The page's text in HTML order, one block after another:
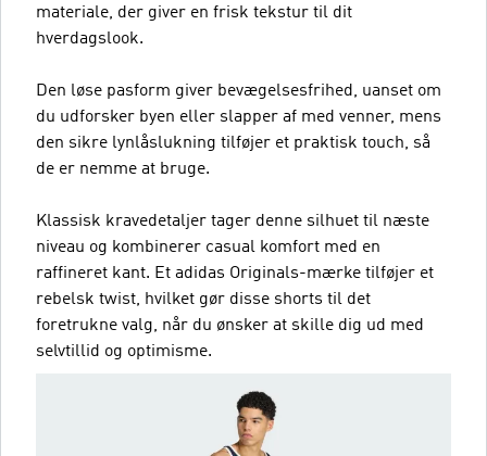
materiale, der giver en frisk tekstur til dit
hverdagslook.
Den løse pasform giver bevægelsesfrihed, uanset om
du udforsker byen eller slapper af med venner, mens
den sikre lynlåslukning tilføjer et praktisk touch, så
de er nemme at bruge.
Klassisk kravedetaljer tager denne silhuet til næste
niveau og kombinerer casual komfort med en
raffineret kant. Et adidas Originals-mærke tilføjer et
rebelsk twist, hvilket gør disse shorts til det
foretrukne valg, når du ønsker at skille dig ud med
selvtillid og optimisme.